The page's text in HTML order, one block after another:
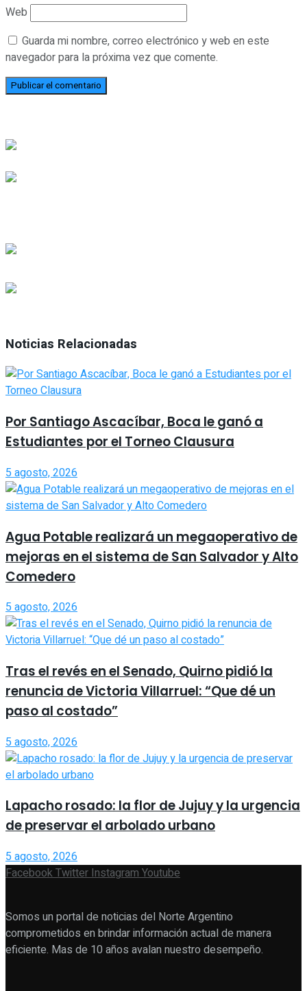
Web
Guarda mi nombre, correo electrónico y web en este
navegador para la próxima vez que comente.
Noticias Relacionadas
Por Santiago Ascacíbar, Boca le ganó a
Estudiantes por el Torneo Clausura
5 agosto, 2026
Agua Potable realizará un megaoperativo de
mejoras en el sistema de San Salvador y Alto
Comedero
5 agosto, 2026
Tras el revés en el Senado, Quirno pidió la
renuncia de Victoria Villarruel: “Que dé un
paso al costado”
5 agosto, 2026
Lapacho rosado: la flor de Jujuy y la urgencia
de preservar el arbolado urbano
5 agosto, 2026
FacebookTwitterInstagramYoutube
Somos un portal de noticias del Norte Argentino
comprometidos en brindar información actual de manera
eficiente. Mas de 10 años avalan nuestro desempeño.